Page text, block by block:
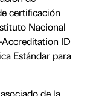
certificación
Nacional
ID
Estándar para
de la